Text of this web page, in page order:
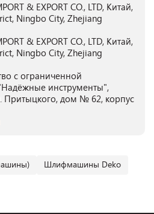
& EXPORT CO., LTD, Китай,
Ningbo City, Zhejiang
& EXPORT CO., LTD, Китай,
Ningbo City, Zhejiang
с ограниченной
инструменты",
Притыцкого, дом № 62, корпус
Шлифмашины Deko